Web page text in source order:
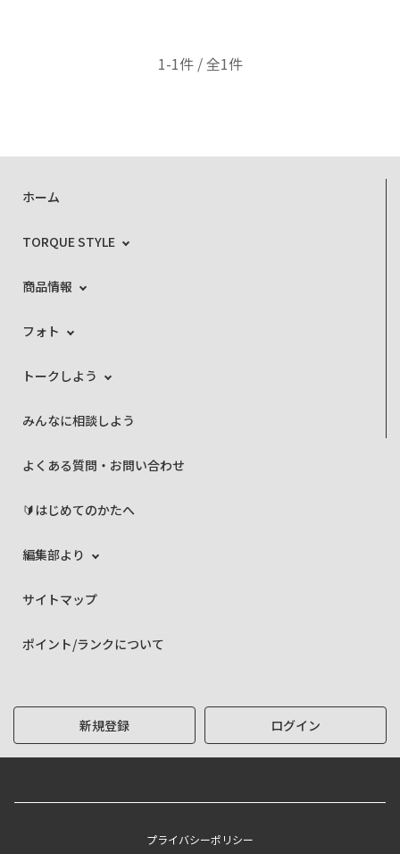
1-1件 / 全1件
ホーム
TORQUE STYLE
商品情報
フォト
トークしよう
みんなに相談しよう
よくある質問・お問い合わせ
🔰はじめてのかたへ
編集部より
サイトマップ
ポイント/ランクについて
新規登録 ログイン
プライバシーポリシー